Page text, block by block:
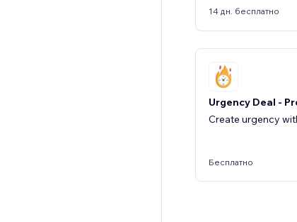
14 дн. бесплатно
Urgency Deal -
Create urgency
Бесплатно